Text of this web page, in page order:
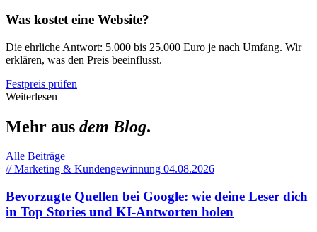
Was kostet eine Website?
Die ehrliche Antwort: 5.000 bis 25.000 Euro je nach Umfang. Wir
erklären, was den Preis beeinflusst.
Festpreis prüfen
Weiterlesen
Mehr aus dem Blog.
Alle Beiträge
// Marketing & Kundengewinnung 04.08.2026
Bevorzugte Quellen bei Google: wie deine Leser dich
in Top Stories und KI-Antworten holen